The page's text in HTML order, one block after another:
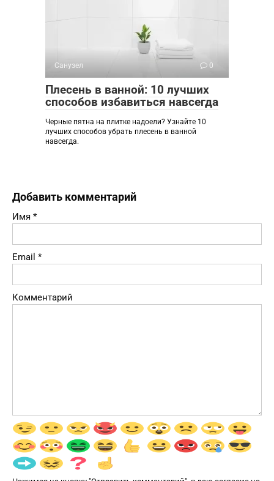
Санузел 0
Плесень в ванной: 10 лучших
способов избавиться навсегда
Черные пятна на плитке надоели? Узнайте 10
лучших способов убрать плесень в ванной
навсегда.
Добавить комментарий
Имя *
Email *
Комментарий